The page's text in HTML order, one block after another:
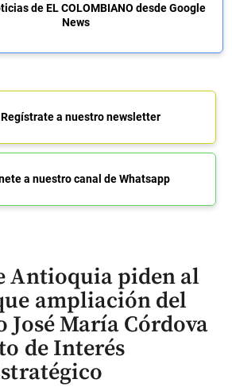
de EL COLOMBIANO desde Google
News
Regístrate a nuestro newsletter
a nuestro canal de Whatsapp
Antioquia piden al
ampliación del
José María Córdova
de Interés